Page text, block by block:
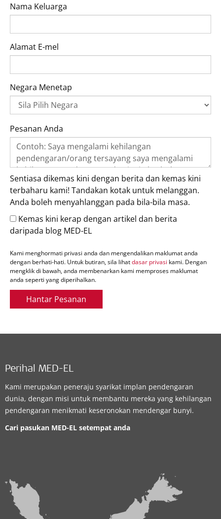
Nama Keluarga
Alamat E-mel
Negara Menetap
Pesanan Anda
Sentiasa dikemas kini dengan berita dan kemas kini
terbaharu kami! Tandakan kotak untuk melanggan.
Anda boleh menyahlanggan pada bila-bila masa.
Kemas kini kerap dengan artikel dan berita
daripada blog MED-EL
Kami menghormati privasi anda dan mengendalikan maklumat anda
dengan berhati-hati. Untuk butiran, sila lihatdasar privasi kami. Dengan
mengklik di bawah, anda membenarkan kami memproses maklumat
anda seperti yang diperihalkan.
Hantar Pesanan
Perihal MED-EL
Kami merupakan peneraju syarikat implan pendengaran
dunia, dengan misi untuk membantu mereka yang kehilangan
pendengaran menikmati keseronokan mendengar bunyi.
Cari pasukan MED-EL setempat anda